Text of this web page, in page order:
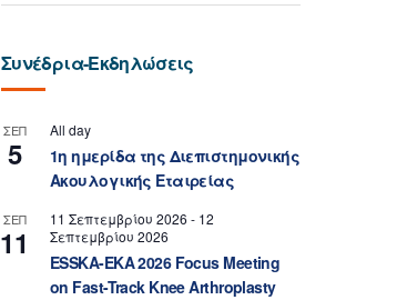
Συνέδρια-Εκδηλώσεις
ΣΕΠ
5
All day
1η ημερίδα της Διεπιστημονικής
Ακουλογικής Εταιρείας
ΣΕΠ
11
11 Σεπτεμβρίου 2026 - 12
Σεπτεμβρίου 2026
ESSKA-EKA 2026 Focus Meeting
on Fast-Track Knee Arthroplasty